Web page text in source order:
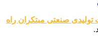
صنعتی مبتکران راه